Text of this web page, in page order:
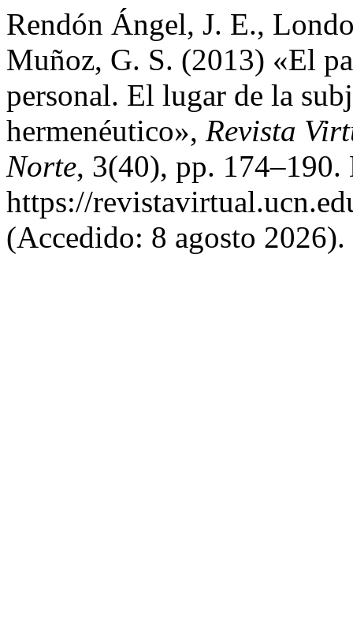
Rendón Ángel, J. E.,
Muñoz, G. S. (2013) «El
personal. El lugar de la
hermenéutico», Revista
Norte, 3(40), pp.
https://
(Accedido: 8 agosto 2026).